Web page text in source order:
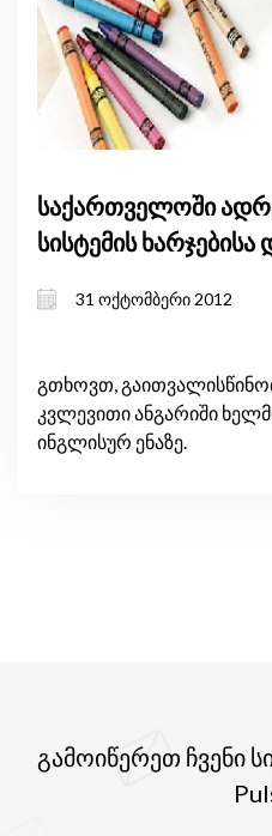
საქართველოში
სისტემის ხარჯებისა
სტრატეგიები
31 ოქტომბერი 2012
გთხოვთ,
კვლევითი ანგარიში
ინგლისურ ენაზე.
გამოიწერეთ ჩვენი